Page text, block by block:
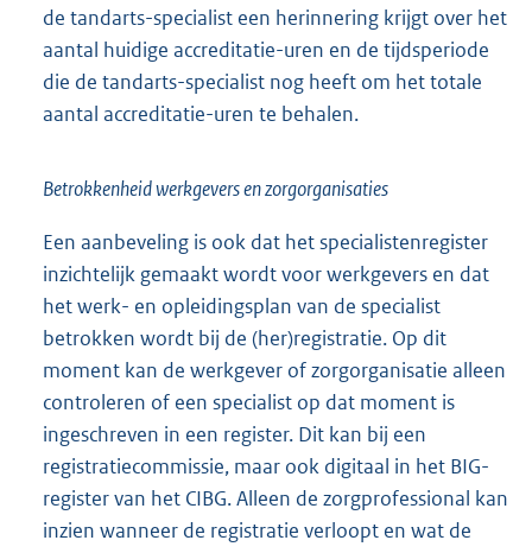
de tandarts-specialist een herinnering krijgt over het
aantal huidige accreditatie-uren en de tijdsperiode
die de tandarts-specialist nog heeft om het totale
aantal accreditatie-uren te behalen.
Betrokkenheid werkgevers en zorgorganisaties
Een aanbeveling is ook dat het specialistenregister
inzichtelijk gemaakt wordt voor werkgevers en dat
het werk- en opleidingsplan van de specialist
betrokken wordt bij de (her)registratie. Op dit
moment kan de werkgever of zorgorganisatie alleen
controleren of een specialist op dat moment is
ingeschreven in een register. Dit kan bij een
registratiecommissie, maar ook digitaal in het BIG-
register van het CIBG. Alleen de zorgprofessional kan
inzien wanneer de registratie verloopt en wat de